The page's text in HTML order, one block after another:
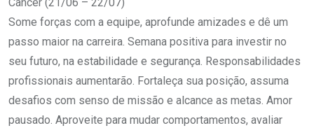
Some forças com a equipe, aprofunde amizades e dê um
passo maior na carreira. Semana positiva para investir no
seu futuro, na estabilidade e segurança. Responsabilidades
profissionais aumentarão. Fortaleça sua posição, assuma
desafios com senso de missão e alcance as metas. Amor
pausado. Aproveite para mudar comportamentos, avaliar